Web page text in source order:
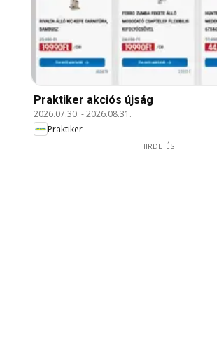
Praktiker akciós újság
2026.07.30. -2026.08.31.
Praktiker
HIRDETÉS